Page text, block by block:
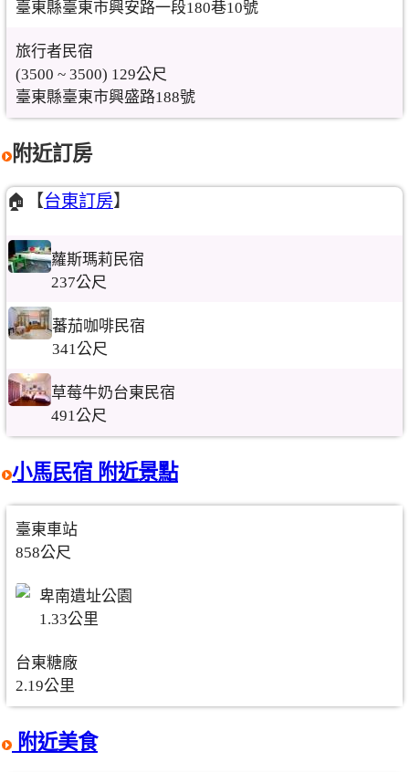
臺東縣臺東市興安路一段180巷10號
旅行者民宿
(3500 ~ 3500) 129公尺
臺東縣臺東市興盛路188號
附近訂房
🏠【台東訂房】
蘿斯瑪莉民宿
237公尺
蕃茄咖啡民宿
341公尺
草莓牛奶台東民宿
491公尺
小馬民宿 附近景點
臺東車站
858公尺
卑南遺址公園
1.33公里
台東糖廠
2.19公里
附近美食